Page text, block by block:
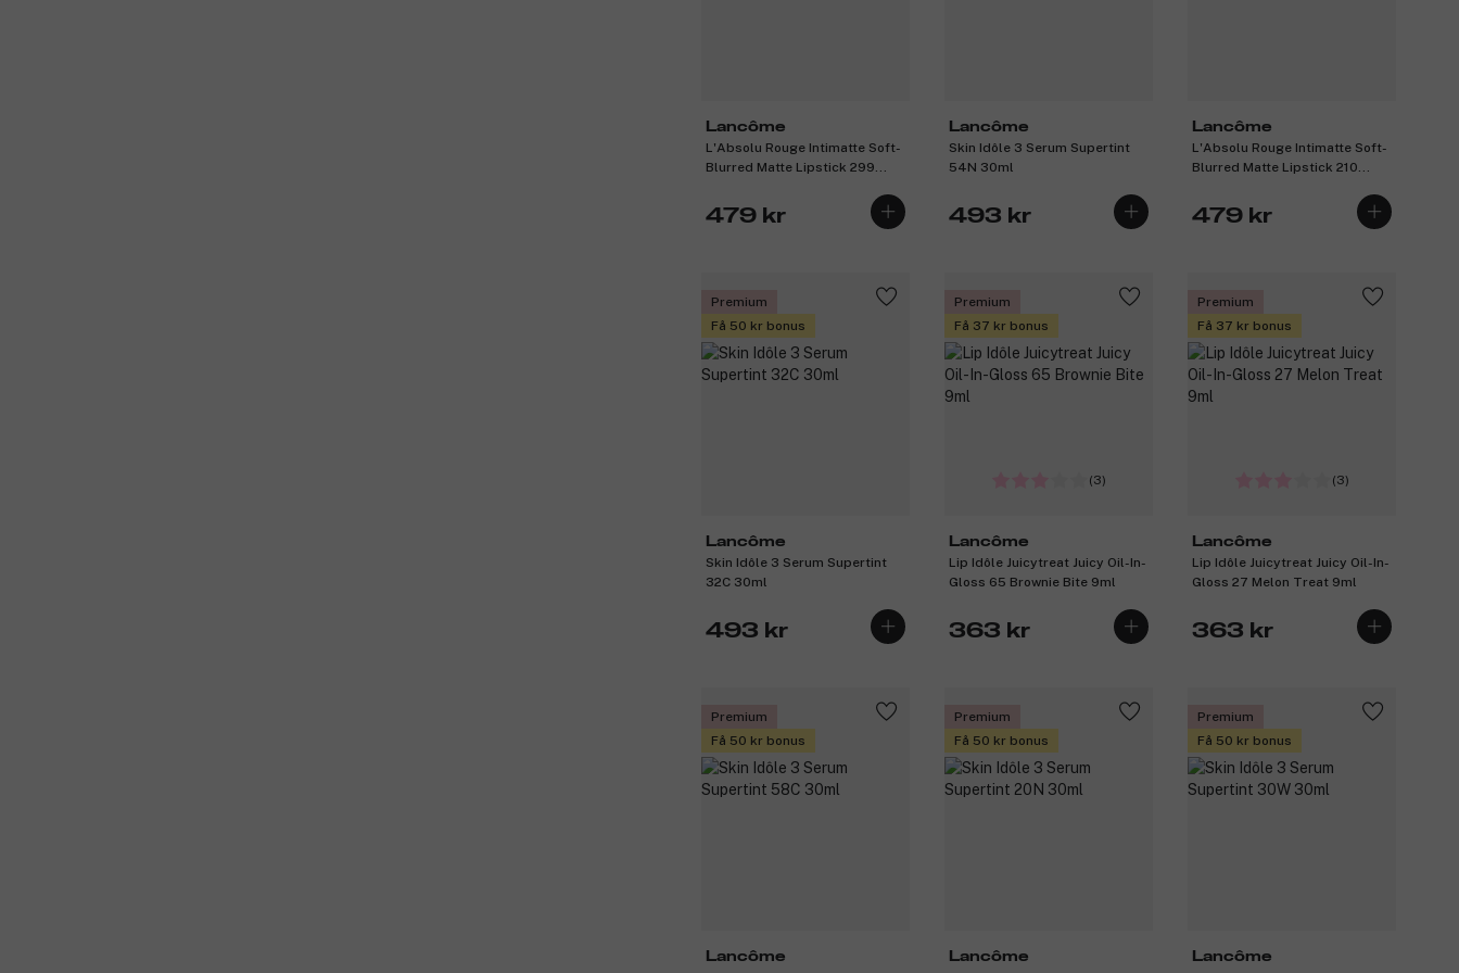
Lancôme
L'Absolu Rouge Intimatte Soft-
Blurred Matte Lipstick 299
479 kr
Lancôme
Skin Idôle 3 Serum Supertint
54N 30ml
493 kr
Lancôme
L'Absolu Rouge Intimatte Soft-
Blurred Matte Lipstick 210
479 kr
Premium
Få 50 kr bonus
Lancôme
Skin Idôle 3 Serum Supertint
32C 30ml
493 kr
Premium
Få 37 kr bonus
(3)
Lancôme
Lip Idôle Juicytreat Juicy Oil-In-
Gloss 65 Brownie Bite 9ml
363 kr
Premium
Få 37 kr bonus
(3)
Lancôme
Lip Idôle Juicytreat Juicy Oil-In-
Gloss 27 Melon Treat 9ml
363 kr
Premium
Få 50 kr bonus
Lancôme
Premium
Få 50 kr bonus
Lancôme
Premium
Få 50 kr bonus
Lancôme